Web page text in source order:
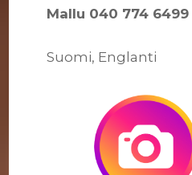
Mallu 040 774 6499
Suomi, Englanti